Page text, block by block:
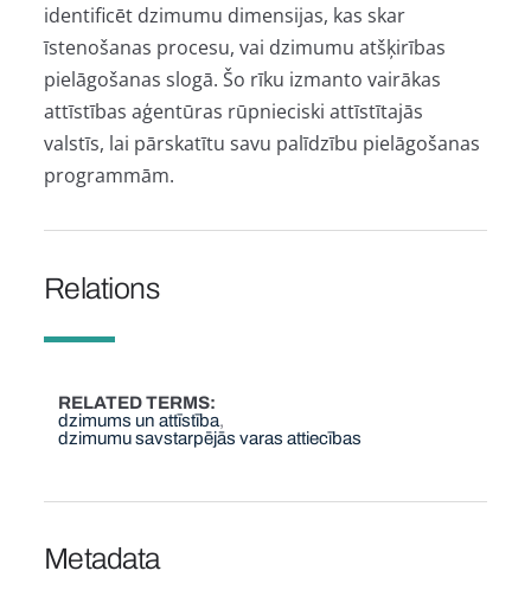
identificēt dzimumu dimensijas, kas skar
īstenošanas procesu, vai dzimumu atšķirības
pielāgošanas slogā. Šo rīku izmanto vairākas
attīstības aģentūras rūpnieciski attīstītajās
valstīs, lai pārskatītu savu palīdzību pielāgošanas
programmām.
Relations
RELATED TERMS
dzimums un attīstība
dzimumu savstarpējās varas attiecības
Metadata